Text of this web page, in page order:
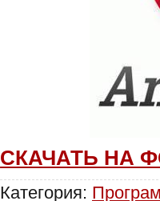
СКАЧАТЬ НА
Категория: